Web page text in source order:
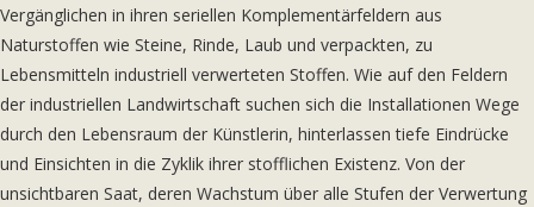
Vergänglichen in ihren seriellen Komplementärfeldern aus
Naturstoffen wie Steine, Rinde, Laub und verpackten, zu
Lebensmitteln industriell verwerteten Stoffen. Wie auf den Feldern
der industriellen Landwirtschaft suchen sich die Installationen Wege
durch den Lebensraum der Künstlerin, hinterlassen tiefe Eindrücke
und Einsichten in die Zyklik ihrer stofflichen Existenz. Von der
unsichtbaren Saat, deren Wachstum über alle Stufen der Verwertung